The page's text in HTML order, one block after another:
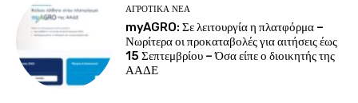
ΑΓΡΟΤΙΚΆ ΝΈΑ
myAGRO: Σε λειτουργία η πλατφόρμα –
Νωρίτερα οι προκαταβολές για αιτήσεις έως
15 Σεπτεμβρίου – Όσα είπε ο διοικητής της
ΑΑΔΕ